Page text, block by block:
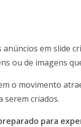
em slide
ou de imagens
o movimento
serem criados.
para